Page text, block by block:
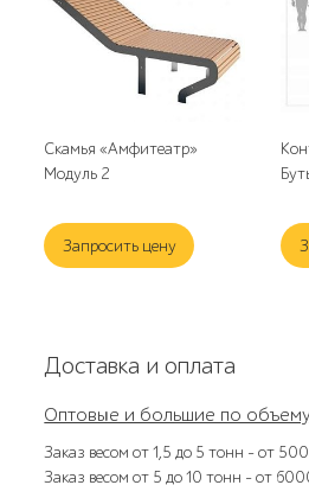
Скамья «Амфитеатр»
Модуль 2
Запросить цену
Доставка и оплата
Оптовые и большие по объему
Заказ весом от 1,5 до 5 тонн – от
Заказ весом от 5 до 10 тонн – от